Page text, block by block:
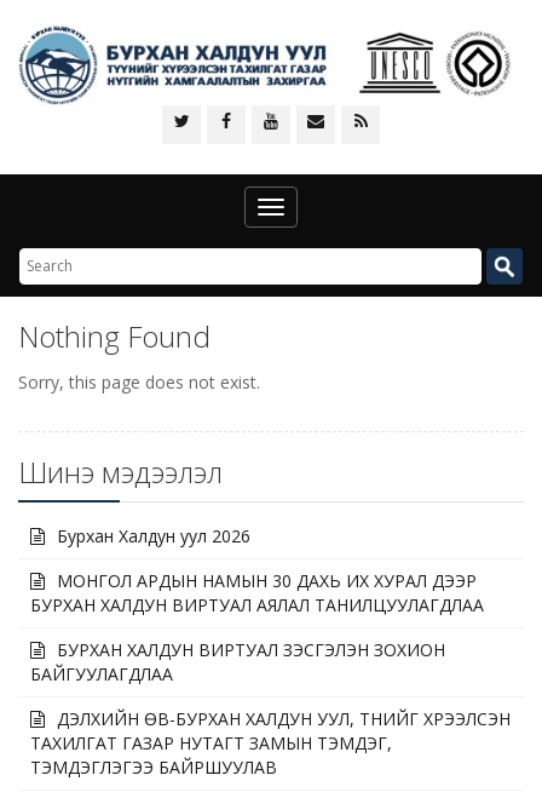
Toggle
navigation
Nothing Found
Sorry, this page does not exist.
Шинэ мэдээлэл
Бурхан Халдун уул 2026
МОНГОЛ АРДЫН НАМЫН 30 ДАХЬ ИХ ХУРАЛ ДЭЭР
БУРХАН ХАЛДУН ВИРТУАЛ АЯЛАЛ ТАНИЛЦУУЛАГДЛАА
БУРХАН ХАЛДУН ВИРТУАЛ ҮЗЭСГЭЛЭН ЗОХИОН
БАЙГУУЛАГДЛАА
ДЭЛХИЙН ӨВ-БУРХАН ХАЛДУН УУЛ, ТҮҮНИЙГ ХҮРЭЭЛСЭН
ТАХИЛГАТ ГАЗАР НУТАГТ ЗАМЫН ТЭМДЭГ,
ТЭМДЭГЛЭГЭЭ БАЙРШУУЛАВ